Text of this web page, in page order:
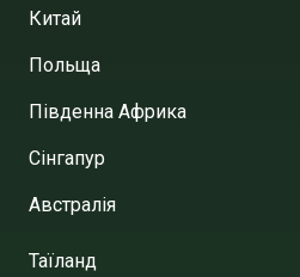
Китай
Польща
Південна Африка
Сінгапур
Австралія
Таїланд